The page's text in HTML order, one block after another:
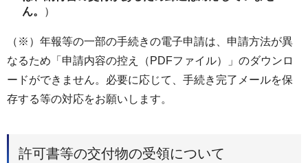
ん。
）
（※）年報等の一部の手続きの電子申請は、申請方法が異
なるため「申請内容の控え（PDFファイル）」のダウンロ
ードができません。必要に応じて、手続き完了メールを保
存する等の対応をお願いします。
許可書等の交付物の受領について